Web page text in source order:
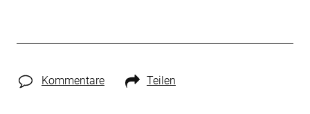
Kommentare Teilen